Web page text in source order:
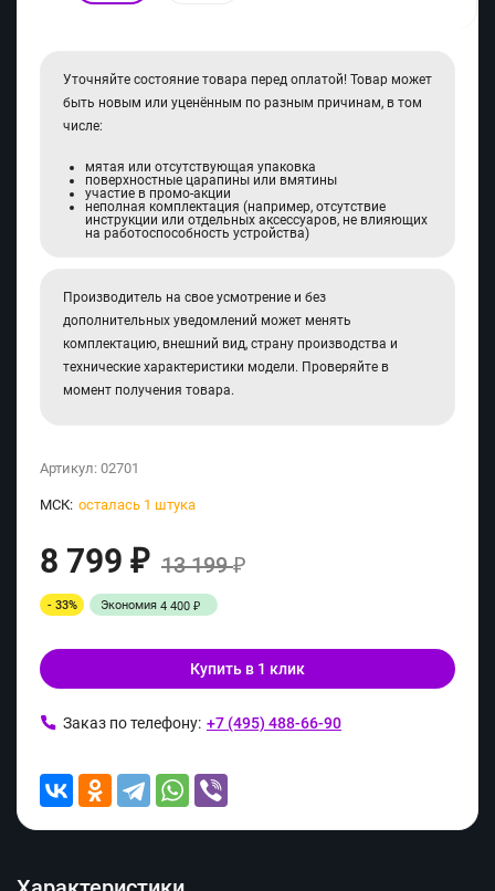
Уточняйте состояние товара перед оплатой! Товар может
быть новым или уценённым по разным причинам, в том
числе:
мятая или отсутствующая упаковка
поверхностные царапины или вмятины
участие в промо-акции
неполная комплектация (например, отсутствие
инструкции или отдельных аксессуаров, не влияющих
на работоспособность устройства)
Производитель на свое усмотрение и без
дополнительных уведомлений может менять
комплектацию, внешний вид, страну производства и
технические характеристики модели. Проверяйте в
момент получения товара.
Артикул: 02701
МСК: осталась 1 штука
8 799 ₽ 13 199₽
- 33% Экономия 4 400 ₽
Купить в 1 клик
Заказ по телефону: +7 (495) 488-66-90